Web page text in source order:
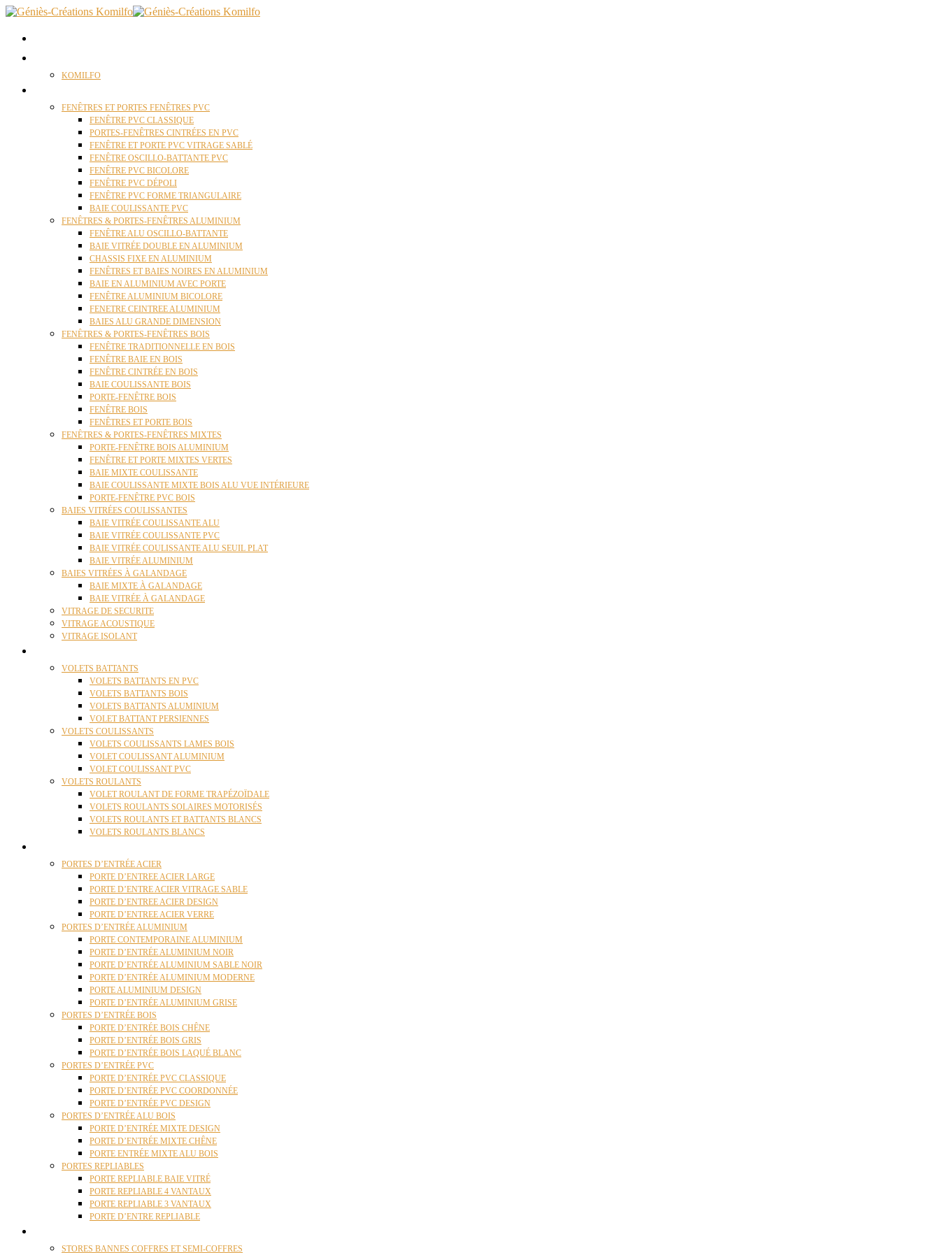
KOMILFO
FENÊTRES ET PORTES FENÊTRES PVC
FENÊTRE PVC CLASSIQUE
PORTES-FENÊTRES CINTRÉES EN PVC
FENÊTRE ET PORTE PVC VITRAGE SABLÉ
FENÊTRE OSCILLO-BATTANTE PVC
FENÊTRE PVC BICOLORE
FENÊTRE PVC DÉPOLI
FENÊTRE PVC FORME TRIANGULAIRE
BAIE COULISSANTE PVC
FENÊTRES & PORTES-FENÊTRES ALUMINIUM
FENÊTRE ALU OSCILLO-BATTANTE
BAIE VITRÉE DOUBLE EN ALUMINIUM
CHASSIS FIXE EN ALUMINIUM
FENÊTRES ET BAIES NOIRES EN ALUMINIUM
BAIE EN ALUMINIUM AVEC PORTE
FENÊTRE ALUMINIUM BICOLORE
FENETRE CEINTREE ALUMINIUM
BAIES ALU GRANDE DIMENSION
FENÊTRES & PORTES-FENÊTRES BOIS
FENÊTRE TRADITIONNELLE EN BOIS
FENÊTRE BAIE EN BOIS
FENÊTRE CINTRÉE EN BOIS
BAIE COULISSANTE BOIS
PORTE-FENÊTRE BOIS
FENÊTRE BOIS
FENÊTRES ET PORTE BOIS
FENÊTRES & PORTES-FENÊTRES MIXTES
PORTE-FENÊTRE BOIS ALUMINIUM
FENÊTRE ET PORTE MIXTES VERTES
BAIE MIXTE COULISSANTE
BAIE COULISSANTE MIXTE BOIS ALU VUE INTÉRIEURE
PORTE-FENÊTRE PVC BOIS
BAIES VITRÉES COULISSANTES
BAIE VITRÉE COULISSANTE ALU
BAIE VITRÉE COULISSANTE PVC
BAIE VITRÉE COULISSANTE ALU SEUIL PLAT
BAIE VITRÉE ALUMINIUM
BAIES VITRÉES À GALANDAGE
BAIE MIXTE À GALANDAGE
BAIE VITRÉE À GALANDAGE
VITRAGE DE SECURITE
VITRAGE ACOUSTIQUE
VITRAGE ISOLANT
VOLETS BATTANTS
VOLETS BATTANTS EN PVC
VOLETS BATTANTS BOIS
VOLETS BATTANTS ALUMINIUM
VOLET BATTANT PERSIENNES
VOLETS COULISSANTS
VOLETS COULISSANTS LAMES BOIS
VOLET COULISSANT ALUMINIUM
VOLET COULISSANT PVC
VOLETS ROULANTS
VOLET ROULANT DE FORME TRAPÉZOÏDALE
VOLETS ROULANTS SOLAIRES MOTORISÉS
VOLETS ROULANTS ET BATTANTS BLANCS
VOLETS ROULANTS BLANCS
PORTES D’ENTRÉE ACIER
PORTE D’ENTREE ACIER LARGE
PORTE D’ENTRE ACIER VITRAGE SABLE
PORTE D’ENTREE ACIER DESIGN
PORTE D’ENTREE ACIER VERRE
PORTES D’ENTRÉE ALUMINIUM
PORTE CONTEMPORAINE ALUMINIUM
PORTE D’ENTRÉE ALUMINIUM NOIR
PORTE D’ENTRÉE ALUMINIUM SABLE NOIR
PORTE D’ENTRÉE ALUMINIUM MODERNE
PORTE ALUMINIUM DESIGN
PORTE D’ENTRÉE ALUMINIUM GRISE
PORTES D’ENTRÉE BOIS
PORTE D’ENTRÉE BOIS CHÊNE
PORTE D’ENTRÉE BOIS GRIS
PORTE D’ENTRÉE BOIS LAQUÉ BLANC
PORTES D’ENTRÉE PVC
PORTE D’ENTRÉE PVC CLASSIQUE
PORTE D’ENTRÉE PVC COORDONNÉE
PORTE D’ENTRÉE PVC DESIGN
PORTES D’ENTRÉE ALU BOIS
PORTE D’ENTRÉE MIXTE DESIGN
PORTE D’ENTRÉE MIXTE CHÊNE
PORTE ENTRÉE MIXTE ALU BOIS
PORTES REPLIABLES
PORTE REPLIABLE BAIE VITRÉ
PORTE REPLIABLE 4 VANTAUX
PORTE REPLIABLE 3 VANTAUX
PORTE D’ENTRE REPLIABLE
STORES BANNES COFFRES ET SEMI-COFFRES